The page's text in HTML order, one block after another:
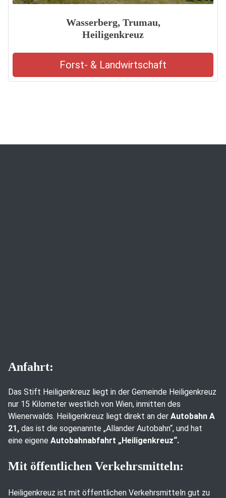
Wasserberg, Trumau,
Heiligenkreuz
Forst- & Landwirtschaft
Anfahrt:
Das Stift Heiligenkreuz liegt in der Gemeinde Heiligenkreuz
nur 15 Kilometer westlich von Wien, inmitten des
Wienerwalds. Heiligenkreuz liegt direkt an der Autobahn A
21, das ist die sogenannte „Allander Autobahn“, und hat
eine eigene Autobahnabfahrt „Heiligenkreuz“.
Mit öffentlichen Verkehrsmitteln:
Heiligenkreuz ist mit öffentlichen Verkehrsmitteln gut zu